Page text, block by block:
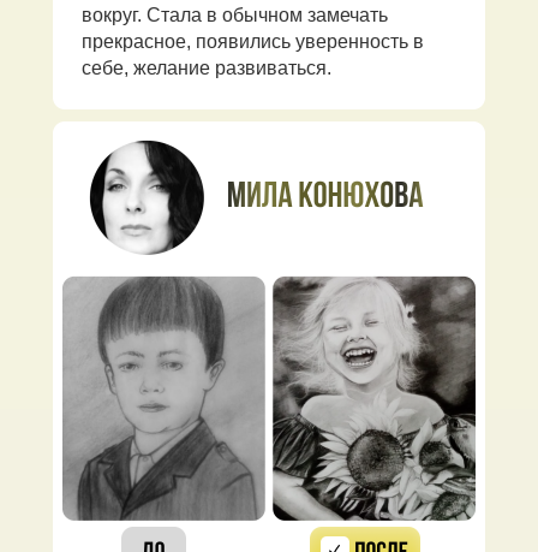
вокруг. Стала в обычном замечать
прекрасное, появились уверенность в
себе, желание развиваться.